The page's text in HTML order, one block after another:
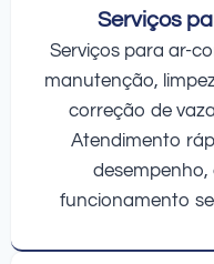
Serviços
Serviços para ar-
manutenção,
correção de
Atendimento
desempenho,
funcionamento